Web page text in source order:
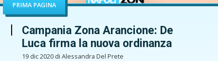
PRIMA PAGINA
Campania Zona Arancione: De
Luca firma la nuova ordinanza
19 dic 2020 di Alessandra Del Prete